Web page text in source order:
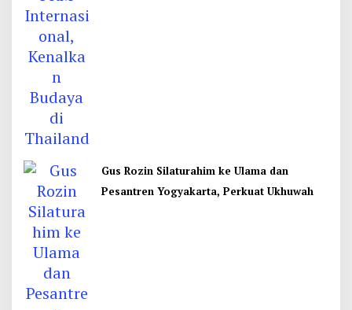
Gus Rozin Silaturahim ke Ulama dan
Pesantren Yogyakarta, Perkuat Ukhuwah